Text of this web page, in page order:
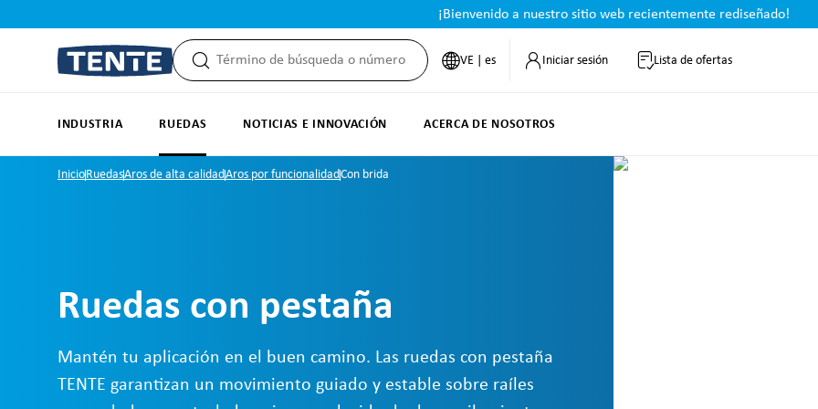
¡Bienvenido a nuestro sitio web recientemente rediseñado!
VE | es Iniciar sesión Lista de ofertas
INDUSTRIA RUEDAS NOTICIAS E INNOVACIÓN ACERCA DE NOSOTROS
InicioRuedasAros de alta calidadAros por funcionalidadCon brida
Ruedas con pestaña
Mantén tu aplicación en el buen camino. Las ruedas con pestaña
TENTE garantizan un movimiento guiado y estable sobre raíles